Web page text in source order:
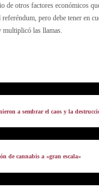
otros factores económicos
pero debe tener en
multiplicó las llamas.
a sembrar el caos y la
de cannabis a «gran escala»